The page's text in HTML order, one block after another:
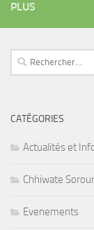
PLUS
Rechercher :
CATÉGORIES
Actualités et
Chhiwate Sorour
Evenements